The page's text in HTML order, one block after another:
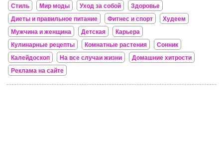
Стиль Мир моды Уход за собой
Здоровье
Диеты и правильное питание
Фитнес и спорт
Худеем
Мужчина и женщина
Детская
Карьера
Кулинарные рецепты
Комнатные растения
Сонник
Калейдоскоп
На все случаи жизни
Домашние хитрости
Реклама на сайте